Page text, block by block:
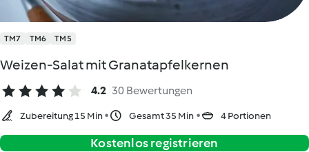
TM7 TM6 TM5
Weizen-Salat mit Granatapfelkernen
4.2 30 Bewertungen
Zubereitung 15 Min Gesamt 35 Min 4 Portionen
Kostenlos registrieren